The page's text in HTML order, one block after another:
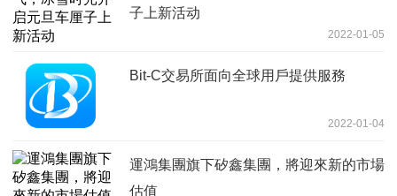
子上新活动
2022-01-05
Bit-C交易所面向全球用戶提供服務
2022-01-04
運鴻集團旗下矽鑫集團，將迎來新的市場
估值